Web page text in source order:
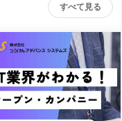
すべて見る